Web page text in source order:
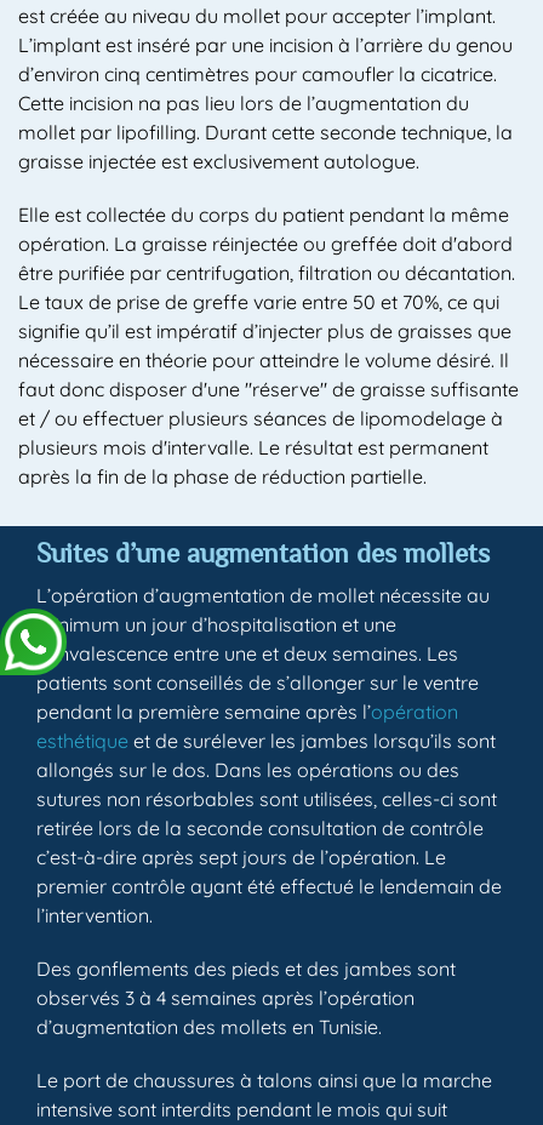
est créée au niveau du mollet pour accepter l’implant.
L’implant est inséré par une incision à l’arrière du genou
d’environ cinq centimètres pour camoufler la cicatrice.
Cette incision na pas lieu lors de l’augmentation du
mollet par lipofilling. Durant cette seconde technique, la
graisse injectée est exclusivement autologue.
Elle est collectée du corps du patient pendant la même
opération. La graisse réinjectée ou greffée doit d'abord
être purifiée par centrifugation, filtration ou décantation.
Le taux de prise de greffe varie entre 50 et 70%, ce qui
signifie qu’il est impératif d’injecter plus de graisses que
nécessaire en théorie pour atteindre le volume désiré. Il
faut donc disposer d'une "réserve" de graisse suffisante
et / ou effectuer plusieurs séances de lipomodelage à
plusieurs mois d'intervalle. Le résultat est permanent
après la fin de la phase de réduction partielle.
Suites d’une augmentation des mollets
L’opération d’augmentation de mollet nécessite au
minimum un jour d’hospitalisation et une
convalescence entre une et deux semaines. Les
patients sont conseillés de s’allonger sur le ventre
pendant la première semaine après l’opération
esthétique et de surélever les jambes lorsqu’ils sont
allongés sur le dos. Dans les opérations ou des
sutures non résorbables sont utilisées, celles-ci sont
retirée lors de la seconde consultation de contrôle
c’est-à-dire après sept jours de l’opération. Le
premier contrôle ayant été effectué le lendemain de
l’intervention.
Des gonflements des pieds et des jambes sont
observés 3 à 4 semaines après l’opération
d’augmentation des mollets en Tunisie.
Le port de chaussures à talons ainsi que la marche
intensive sont interdits pendant le mois qui suit